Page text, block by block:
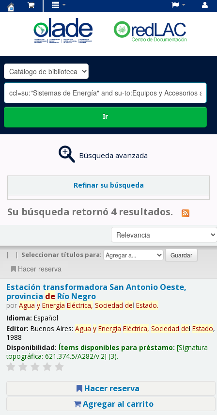
OLADE
-
Ir
Búsqueda avanzada
Refinar su búsqueda
Su búsqueda retornó 4 resultados.
| | Seleccionar títulos para:
Hacer reserva
Estación transformadora San Antonio Oeste,
provincia deRío Negro
por Agua y Energía Eléctrica, Sociedad del Estado.
Idioma: Español
Editor: Buenos Aires: Agua y Energía Eléctrica, Sociedad del Estado,
1988
Disponibilidad: Ítems disponibles para préstamo: Signatura
topográfica: 621.374.5/A282/v.2 (3).
Hacer reserva
Agregar al carrito